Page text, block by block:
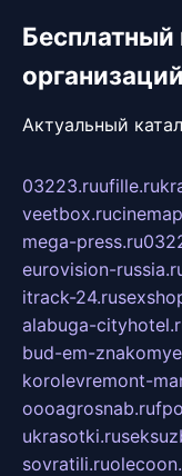
Бесплатный
организаций
Актуальный
03223.ruufille.ru
veetbox.ru
mega-press.ru
eurovision-
itrack-24.ru
alabuga-
bud-em-
korolevremont-
oooagrosnab.ru
ukrasotki.ru
sovratili.ru